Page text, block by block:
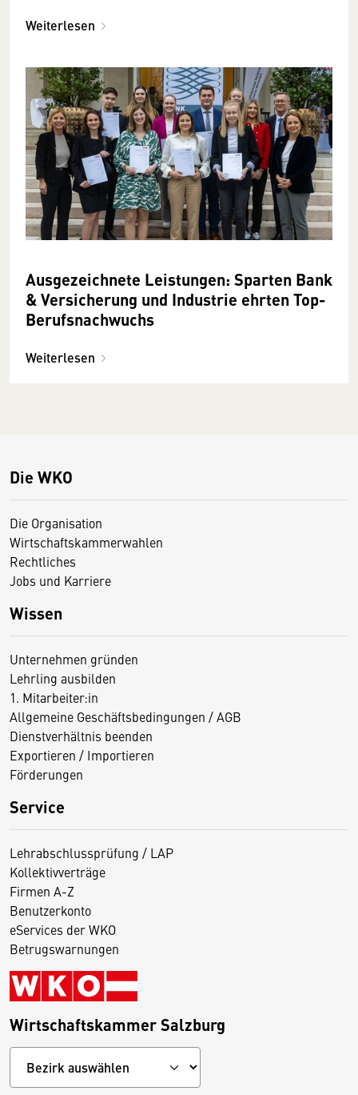
Weiterlesen
Ausgezeichnete Leistungen: Sparten Bank
& Versicherung und Industrie ehrten Top-
Berufsnachwuchs
Weiterlesen
Die WKO
Die Organisation
Wirtschaftskammerwahlen
Rechtliches
Jobs und Karriere
Wissen
Unternehmen gründen
Lehrling ausbilden
1. Mitarbeiter:in
Allgemeine Geschäftsbedingungen / AGB
Dienstverhältnis beenden
Exportieren / Importieren
Förderungen
Service
Lehrabschlussprüfung / LAP
Kollektivverträge
Firmen A-Z
Benutzerkonto
eServices der WKO
Betrugswarnungen
Wirtschaftskammer Salzburg